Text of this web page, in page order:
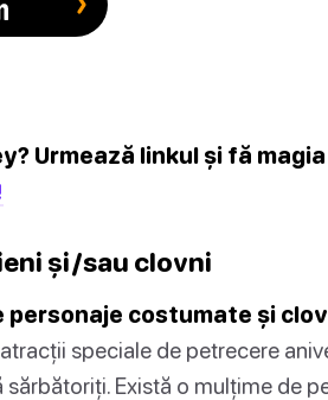
Urmează linkul și fă
și/sau clovni
personaje costumate și
speciale de petrecere
Există o mulțime de